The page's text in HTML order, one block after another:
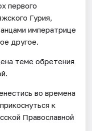
первого
Гурия,
императрице
другое.
теме обретения
во времена
к
Православной